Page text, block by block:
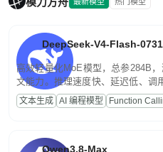
DeepSeek-V4-Flash-0731
高效轻量化MoE模型，总参284B
文能力。推理速度快、延迟低、调
高并发、轻量化任务，适合日常对
文案处理等普惠刚需场景。
文本生成 AI 编程模型 Function
Qwen3.8-Max